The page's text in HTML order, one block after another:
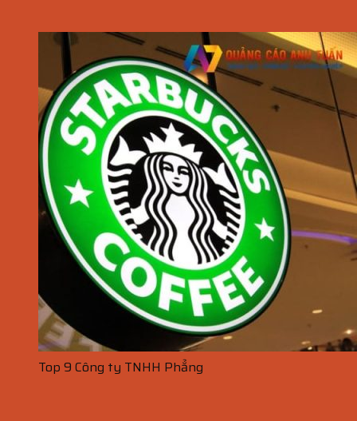
Top 9 Công ty TNHH Phẳng